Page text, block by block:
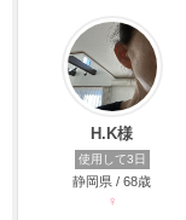
H.K様
使用して3日
静岡県 / 68歳
♀